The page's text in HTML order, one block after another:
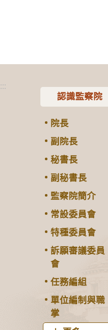
:::
認識監察院
院長
副院長
秘書長
副秘書長
監察院簡介
常設委員會
特種委員會
訴願審議委員
會
任務編組
單位編制與職
掌